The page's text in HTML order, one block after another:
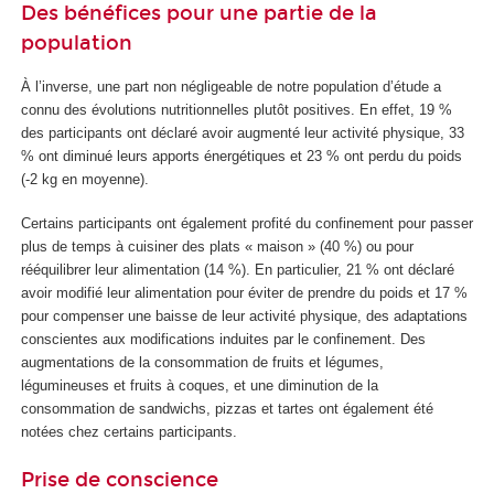
Des bénéfices pour une partie de la
population
À l’inverse, une part non négligeable de notre population d’étude a
connu des évolutions nutritionnelles plutôt positives. En effet, 19 %
des participants ont déclaré avoir augmenté leur activité physique, 33
% ont diminué leurs apports énergétiques et 23 % ont perdu du poids
(-2 kg en moyenne).
Certains participants ont également profité du confinement pour passer
plus de temps à cuisiner des plats « maison » (40 %) ou pour
rééquilibrer leur alimentation (14 %). En particulier, 21 % ont déclaré
avoir modifié leur alimentation pour éviter de prendre du poids et 17 %
pour compenser une baisse de leur activité physique, des adaptations
conscientes aux modifications induites par le confinement. Des
augmentations de la consommation de fruits et légumes,
légumineuses et fruits à coques, et une diminution de la
consommation de sandwichs, pizzas et tartes ont également été
notées chez certains participants.
Prise de conscience